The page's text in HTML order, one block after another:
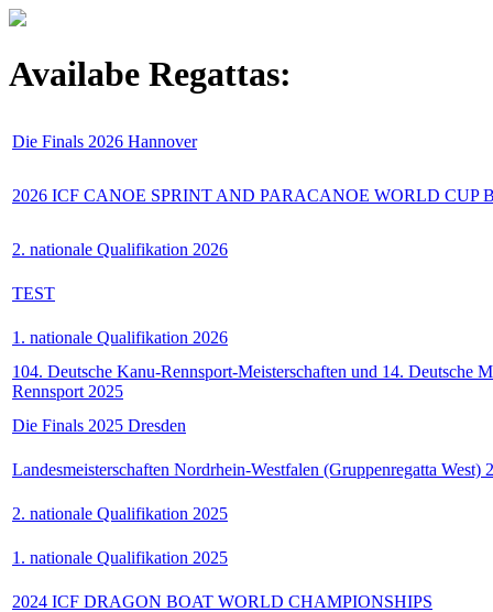
Availabe Regattas:
Die Finals 2026 Hannover
2026 ICF CANOE SPRINT AND PARACANOE WORLD CUP
2. nationale Qualifikation 2026
TEST
1. nationale Qualifikation 2026
104. Deutsche Kanu-Rennsport-Meisterschaften und 14. Deutsche
Rennsport 2025
Die Finals 2025 Dresden
Landesmeisterschaften Nordrhein-Westfalen (Gruppenregatta West)
2. nationale Qualifikation 2025
1. nationale Qualifikation 2025
2024 ICF DRAGON BOAT WORLD CHAMPIONSHIPS